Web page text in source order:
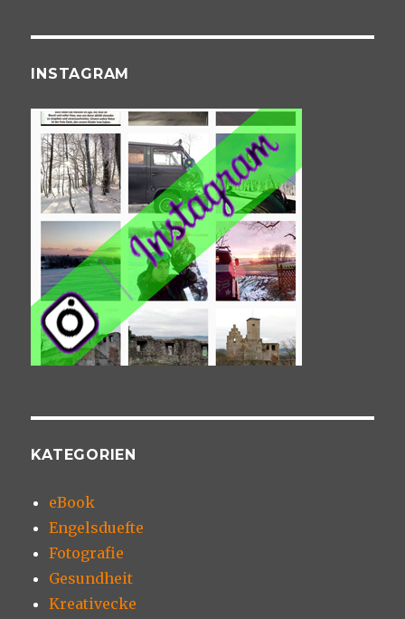
INSTAGRAM
KATEGORIEN
eBook
Engelsduefte
Fotografie
Gesundheit
Kreativecke